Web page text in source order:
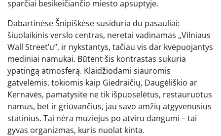
sparčiai besikeičiančio miesto apsuptyje.
Dabartinėse Šnipiškėse susiduria du pasauliai:
šiuolaikinis verslo centras, neretai vadinamas „Vilniaus
Wall Street’u”, ir nykstantys, tačiau vis dar kvėpuojantys
mediniai namukai. Būtent šis kontrastas sukuria
ypatingą atmosferą. Klaidžiodami siauromis
gatvelėmis, tokiomis kaip Giedraičių, Daugėliškio ar
Kernavės, pamatysite ne tik išpuoselėtus, restauruotus
namus, bet ir griūvančius, jau savo amžių atgyvenusius
statinius. Tai nėra muziejus po atviru dangumi – tai
gyvas organizmas, kuris nuolat kinta.